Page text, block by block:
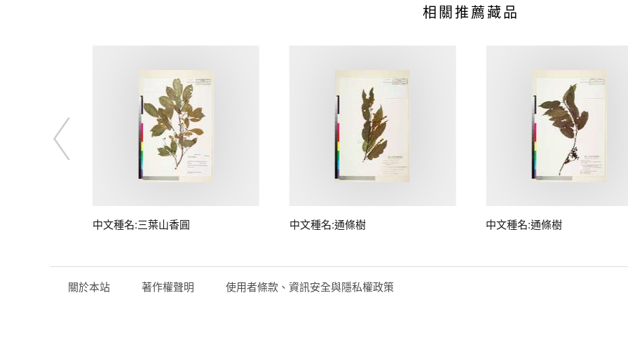
相關推薦藏品
中文種名:三葉山香圓 中文種名:通條樹 中文種名:通條樹
關於本站 著作權聲明 使用者條款、資訊安全與隱私權政策